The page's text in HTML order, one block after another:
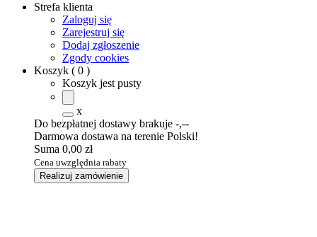
Strefa klienta
Zaloguj się
Zarejestruj się
Dodaj zgłoszenie
Zgody cookies
Koszyk ( 0 )
Koszyk jest pusty
x
Do bezpłatnej dostawy brakuje -,--
Darmowa dostawa na terenie Polski!
Suma 0,00 zł
Cena uwzględnia rabaty
Realizuj zamówienie